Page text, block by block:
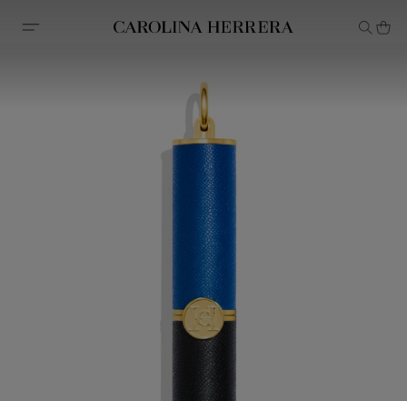
Declaração de acessibilidade